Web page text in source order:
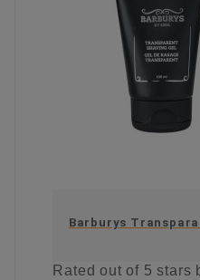
Barburys
Ratedout of 5 stars